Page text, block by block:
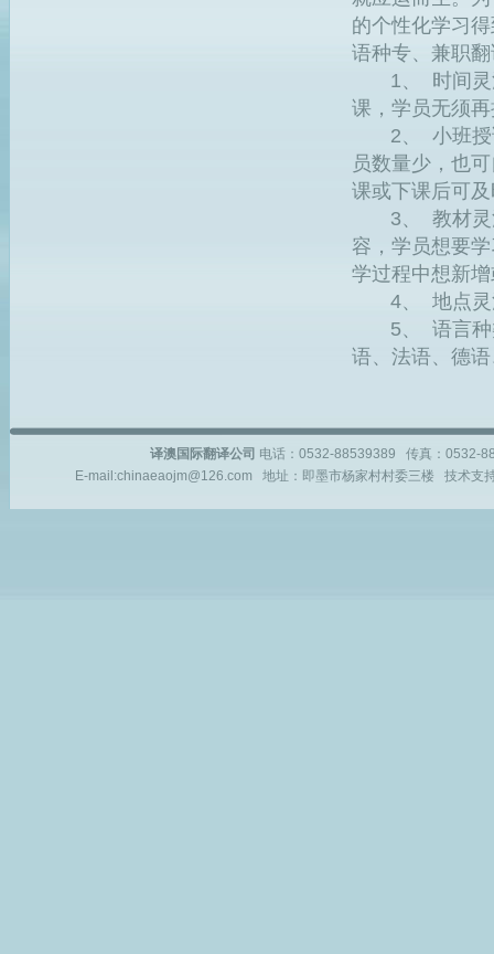
的个性化学习
语种专、兼职
1、 时间灵活
课，学员无须
2、 小班授课
员数量少，也
课或下课后可
3、 教材灵活
容，学员想要
学过程中想新
4、 地点灵活
5、 语言种类
语、法语、德
译澳国际翻译公司 电话：0532-88539389 传真：
E-mail:chinaeaojm@126.com 地址：即墨市杨家村村委三楼 技术支